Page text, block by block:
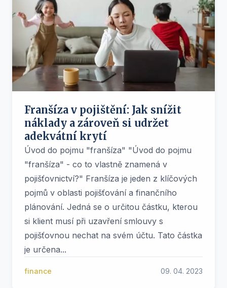
Franšíza v pojištění: Jak snížit
náklady a zároveň si udržet
adekvátní krytí
Úvod do pojmu "franšíza" "Úvod do pojmu
"franšíza" - co to vlastně znamená v
pojišťovnictví?" Franšíza je jeden z klíčových
pojmů v oblasti pojišťování a finančního
plánování. Jedná se o určitou částku, kterou
si klient musí při uzavření smlouvy s
pojišťovnou nechat na svém účtu. Tato částka
je určena...
finance 09. 04. 2023